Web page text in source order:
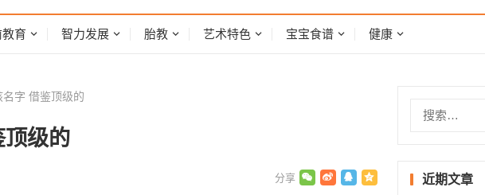
育 智力发展 胎教 艺术特色 宝宝食谱 健康
字 借鉴顶级的
级的
近期文章